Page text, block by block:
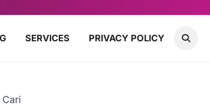
SERVICES PRIVACY POLICY
Cari